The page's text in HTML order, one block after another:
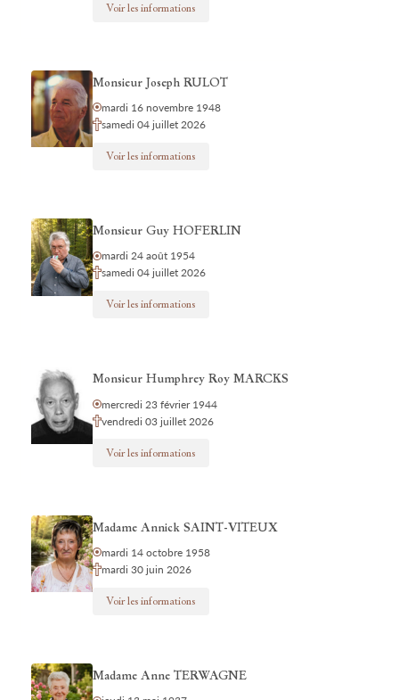
Voir les informations
Monsieur Joseph RULOT
mardi 16 novembre 1948
samedi 04 juillet 2026
Voir les informations
Monsieur Guy HOFERLIN
mardi 24 août 1954
samedi 04 juillet 2026
Voir les informations
Monsieur Humphrey Roy MARCKS
mercredi 23 février 1944
vendredi 03 juillet 2026
Voir les informations
Madame Annick SAINT-VITEUX
mardi 14 octobre 1958
mardi 30 juin 2026
Voir les informations
Madame Anne TERWAGNE